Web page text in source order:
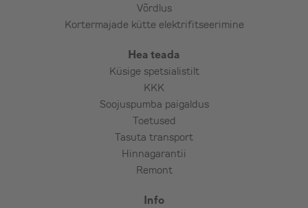
Võrdlus
Kortermajade kütte elektrifitseerimine
Hea teada
Küsige spetsialistilt
KKK
Soojuspumba paigaldus
Toetused
Tasuta transport
Hinnagarantii
Remont
Info